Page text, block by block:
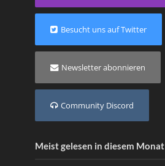
Besucht uns auf Twitter
Newsletter abonnieren
Community Discord
Meist gelesen in diesem Monat